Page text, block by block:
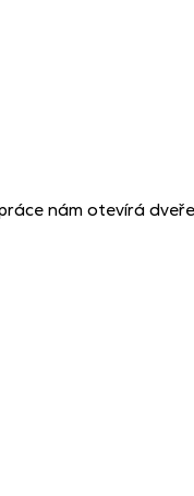
nám otevírá